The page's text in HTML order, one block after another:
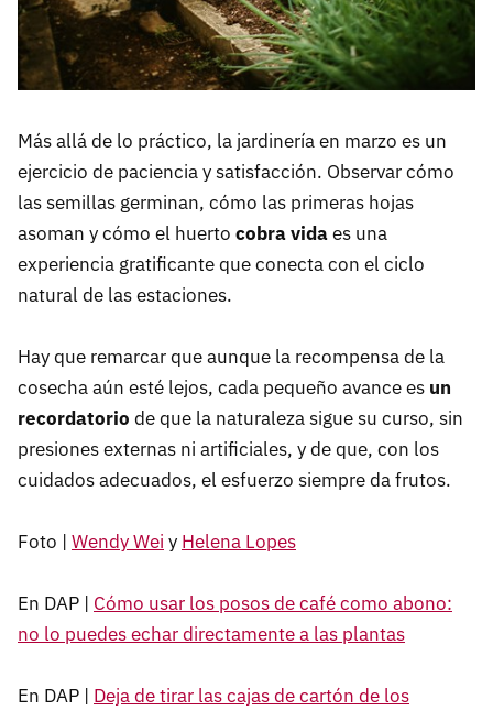
Más allá de lo práctico, la jardinería en marzo es un
ejercicio de paciencia y satisfacción. Observar cómo
las semillas germinan, cómo las primeras hojas
asoman y cómo el huerto cobra vidaes una
experiencia gratificante que conecta con el ciclo
natural de las estaciones.
Hay que remarcar que aunque la recompensa de la
cosecha aún esté lejos, cada pequeño avance es un
recordatorio de que la naturaleza sigue su curso, sin
presiones externas ni artificiales, y de que, con los
cuidados adecuados, el esfuerzo siempre da frutos.
Foto | Wendy Wei y Helena Lopes
En DAP | Cómo usar los posos de café como abono:
no lo puedes echar directamente a las plantas
En DAP | Deja de tirar las cajas de cartón de los